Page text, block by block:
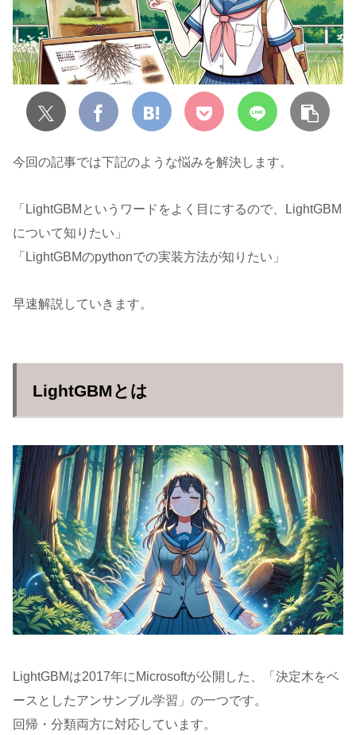
今回の記事では下記のような悩みを解決します。
「LightGBMというワードをよく目にするので、LightGBM
について知りたい」
「LightGBMのpythonでの実装方法が知りたい」
早速解説していきます。
LightGBMとは
LightGBMは2017年にMicrosoftが公開した、「決定木をベ
ースとしたアンサンブル学習」の一つです。
回帰・分類両方に対応しています。